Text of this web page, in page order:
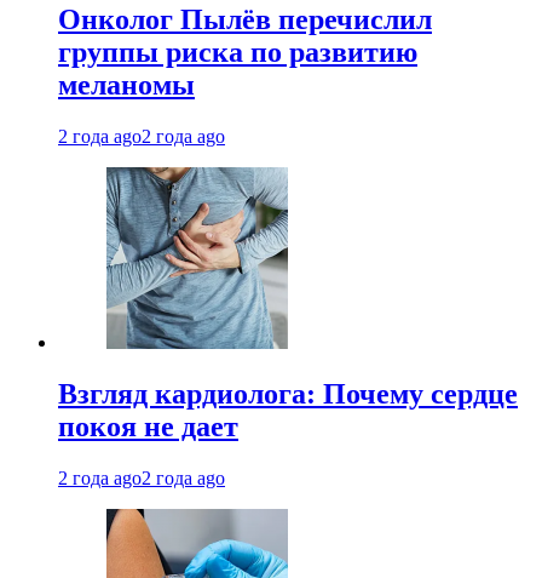
Онколог Пылёв перечислил
группы риска по развитию
меланомы
2 года ago2 года ago
Взгляд кардиолога: Почему сердце
покоя не дает
2 года ago2 года ago